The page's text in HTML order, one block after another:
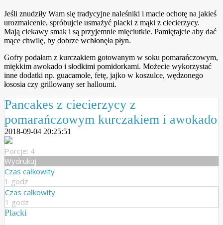
Jeśli znudziły Wam się tradycyjne naleśniki i macie ochotę na jakieś
urozmaicenie, spróbujcie usmażyć placki z mąki z ciecierzycy.
Mają ciekawy smak i są przyjemnie mięciutkie. Pamiętajcie aby dać
mące chwilę, by dobrze wchłonęła płyn.
Gofry podałam z kurczakiem gotowanym w soku pomarańczowym,
miękkim awokado i słodkimi pomidorkami. Możecie wykorzystać
inne dodatki np. guacamole, fetę, jajko w koszulce, wędzonego
łososia czy grillowany ser halloumi.
Pancakes z ciecierzycy z
pomarańczowym kurczakiem i awokado
2018-09-04 20:25:51
Porcje: 4
Wydrukuj
Czas całkowity
1 godz
Czas całkowity
1 godz
Placki